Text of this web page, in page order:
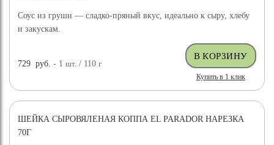
Соус из груши — сладко-пряный вкус, идеально к сыру, хлебу
и закускам.
729 руб. - 1шт. / 110г
Купить в 1 клик
ШЕЙКА СЫРОВЯЛЕНАЯ КОППА EL PARADOR НАРЕЗКА
70Г